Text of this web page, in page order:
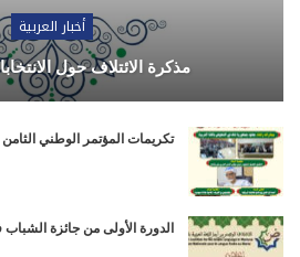
أخبار العربية
مذكرة الائتلاف حول
تكريمات المؤتمر الوطني الثامن
الدورة الأولى من جائزة الشباب